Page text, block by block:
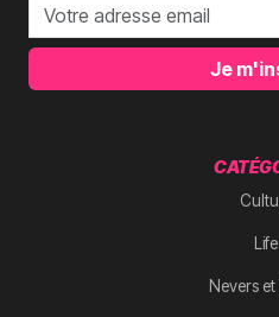
Je
Life
Nevers